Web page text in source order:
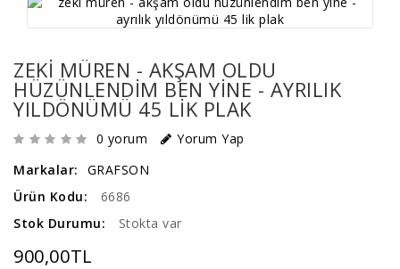
ZEKI MÜREN - AKŞAM OLDU
HÜZÜNLENDIM BEN YINE - AYRILIK
YILDÖNÜMÜ 45 LIK PLAK
0 yorum
Yorum Yap
Markalar:
GRAFSON
Ürün Kodu:
6686
Stok Durumu:
Stokta var
900,00TL